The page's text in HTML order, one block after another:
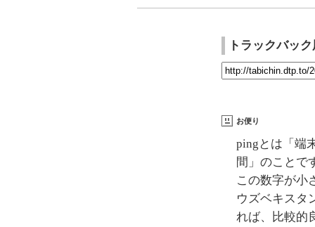
トラックバッ
お便り
pingとは「端
間」のことで
この数字が小
ウズベキスタ
れば、比較的